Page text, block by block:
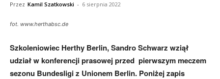
(transfery,
Przez Kamil Szatkowski - 6 sierpnia 2022
fot. www.herthabsc.de
Szkoleniowiec Herthy Berlin, Sandro Schwarz wziął
udział w konferencji prasowej przed pierwszym meczem
sezonu Bundesligi z Unionem Berlin. Poniżej zapis